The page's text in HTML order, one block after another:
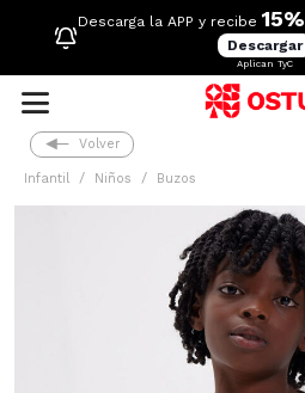
Descarga la APP y recibe 15%
Descargar
Aplican TyC
Volver
Infantil Niños Buzos